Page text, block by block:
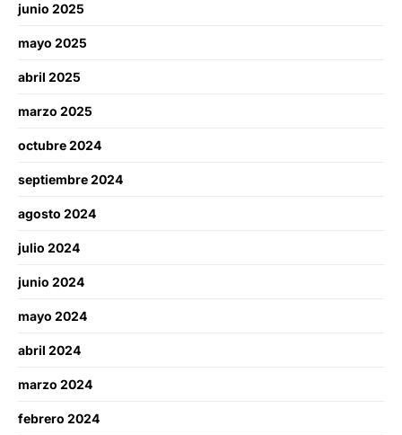
junio 2025
mayo 2025
abril 2025
marzo 2025
octubre 2024
septiembre 2024
agosto 2024
julio 2024
junio 2024
mayo 2024
abril 2024
marzo 2024
febrero 2024